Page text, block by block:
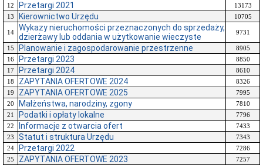
12
Przetargi 2021
13173
13
Kierownictwo Urzędu 10705
14
Wykazy nieruchomości przeznaczonych do sprzedaży,
dzierżawy lub oddania w użytkowanie wieczyste
9731
15 Planowanie i zagospodarowanie przestrzenne
8905
16
Przetargi 2023
8850
17
Przetargi 2024
8610
18
ZAPYTANIA OFERTOWE 2024
8326
19
ZAPYTANIA OFERTOWE 2025
7995
20
Małżeństwa, narodziny, zgony
7810
21
Podatki i opłaty lokalne
7796
22
Informacje z otwarcia ofert
7433
23
Statut i struktura Urzędu
7343
24
Przetargi 2022
7286
25
ZAPYTANIA OFERTOWE 2023
7257